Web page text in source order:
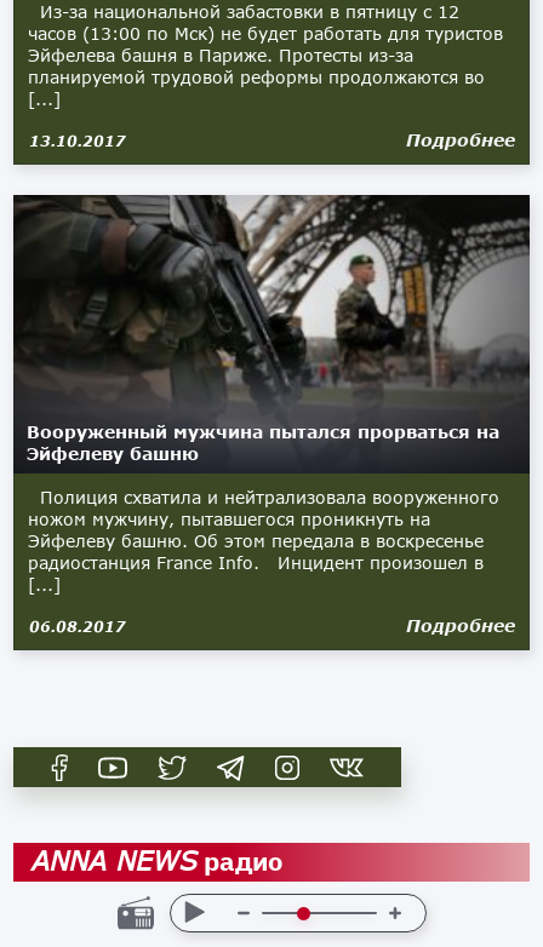
Из-за национальной забастовки в пятницу с 12
часов (13:00 по Мск) не будет работать для туристов
Эйфелева башня в Париже. Протесты из-за
планируемой трудовой реформы продолжаются во
[...]
13.10.2017 Подробнее
Вооруженный мужчина пытался прорваться на
Эйфелеву башню
Полиция схватила и нейтрализовала вооруженного
ножом мужчину, пытавшегося проникнуть на
Эйфелеву башню. Об этом передала в воскресенье
радиостанция France Info. Инцидент произошел в
[...]
06.08.2017 Подробнее
ANNA NEWSрадио